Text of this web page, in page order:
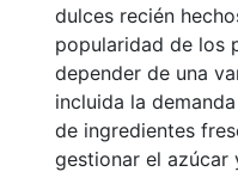
dulces recién
popularidad de los
depender de una
incluida la
de ingredientes
gestionar el azúcar